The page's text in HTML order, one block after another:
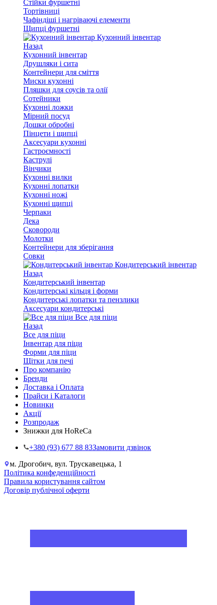
Стійки фуршетні
Тортівниці
Чафіндіші і нагріваючі елементи
Щипці фуршетні
Кухонний інвентар
Назад
Кухонний інвентар
Друшляки і сита
Контейнери для сміття
Миски кухонні
Пляшки для соусів та олії
Сотейники
Кухонні ложки
Мірний посуд
Дошки обробні
Пінцети і щипці
Аксесуари кухонні
Гастроємності
Каструлі
Вінчики
Кухонні вилки
Кухонні лопатки
Кухонні ножі
Кухонні щипці
Черпаки
Дека
Сковороди
Молотки
Контейнери для зберігання
Совки
Кондитерський інвентар
Назад
Кондитерський інвентар
Кондитерські кільця і форми
Кондитерські лопатки та пензлики
Аксесуари кондитерські
Все для піци
Назад
Все для піци
Інвентар для піци
Форми для піци
Щітки для печі
Про компанію
Бренди
Доставка і Оплата
Прайси і Каталоги
Новинки
Акції
Розпродаж
Знижки для HoReCa
+38‎0 (93) 677 88 83Замовити дзвінок
м. Дрогобич, вул. Трускавецька, 1
Політика конфеденційності
Правила користування сайтом
Договір публічної оферти